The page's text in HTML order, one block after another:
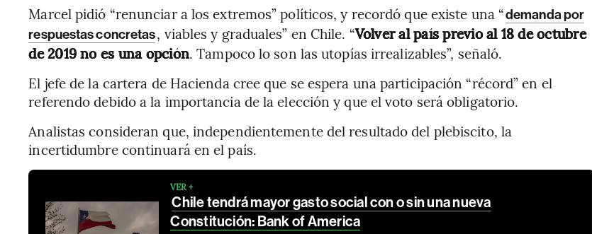
Marcel pidió “renunciar a los extremos” políticos, y recordó que existe una “demanda por
respuestas concretas, viables y graduales” en Chile. “Volver al país previo al 18 de octubre
de 2019 no es una opción. Tampoco lo son las utopías irrealizables”, señaló.
El jefe de la cartera de Hacienda cree que se espera una participación “récord” en el
referendo debido a la importancia de la elección y que el voto será obligatorio.
Analistas consideran que, independientemente del resultado del plebiscito, la
incertidumbre continuará en el país.
VER +
Chile tendrá mayor gasto social con o sin una nueva
Constitución: Bank of America